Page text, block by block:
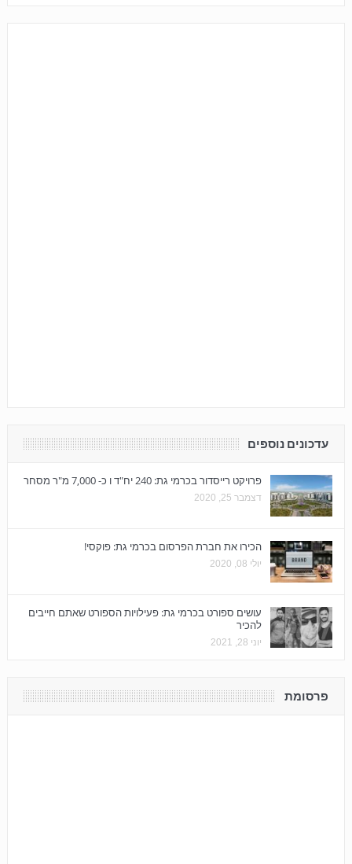
עדכונים נוספים
פרויקט רייסדור בכרמי גת: 240 יח"ד ו כ- 7,000 מ"ר מסחר
דצמבר 25, 2020
הכירו את חברת הפרסום בכרמי גת: פוקסי!
יולי 08, 2020
עושים ספורט בכרמי גת: פעילויות הספורט שאתם חייבים
להכיר
יוני 28, 2021
פרסומת